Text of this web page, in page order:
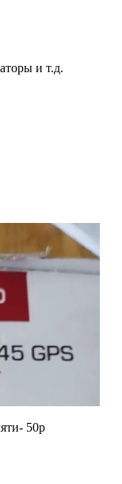
и т.д.
50р